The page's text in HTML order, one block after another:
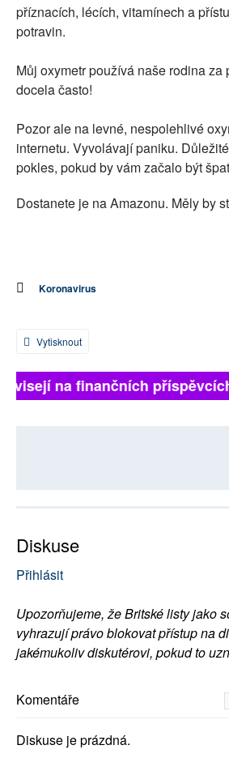
příznacích, lécích, vitamínech a
potravin.
Můj oxymetr používá naše rodina za
docela často!
Pozor ale na levné, nespolehlivé
internetu. Vyvolávají paniku.
pokles, pokud by vám začalo být
Dostanete je na Amazonu. Měly by
Koronavirus
Vytisknout
na finančních
Diskuse
Přihlásit
Upozorňujeme, že Britské listy jako
vyhrazují právo blokovat přístup na
jakémukoliv diskutérovi, pokud to
Komentáře
Diskuse je prázdná.